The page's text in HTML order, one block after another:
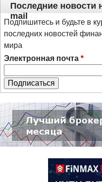
Последние новости
mail
Подпишитесь и будьте в
последних новостей
мира
Электронная почта *